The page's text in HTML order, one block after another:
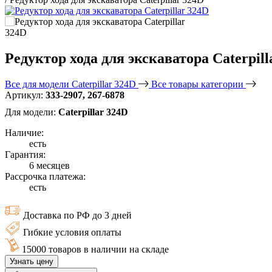
Редуктор хода для экскаватора
Все для модели Caterpillar 324D
Все товары категории
Артикул: 333-2907, 267-6878
Для модели: Caterpillar 324D
Наличие:
есть
Гарантия:
6 месяцев
Рассрочка платежа:
есть
Доставка по РФ до 3 дней
Гибкие условия оплаты
15000 товаров в наличии на складе
Узнать цену